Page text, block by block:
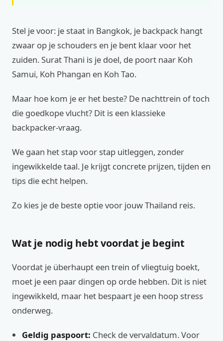
Stel je voor: je staat in Bangkok, je backpack hangt
zwaar op je schouders en je bent klaar voor het
zuiden. Surat Thani is je doel, de poort naar Koh
Samui, Koh Phangan en Koh Tao.
Maar hoe kom je er het beste? De nachttrein of toch
die goedkope vlucht? Dit is een klassieke
backpacker-vraag.
We gaan het stap voor stap uitleggen, zonder
ingewikkelde taal. Je krijgt concrete prijzen, tijden en
tips die echt helpen.
Zo kies je de beste optie voor jouw Thailand reis.
Wat je nodig hebt voordat je begint
Voordat je überhaupt een trein of vliegtuig boekt,
moet je een paar dingen op orde hebben. Dit is niet
ingewikkeld, maar het bespaart je een hoop stress
onderweg.
Geldig paspoort: Check de vervaldatum. Voor